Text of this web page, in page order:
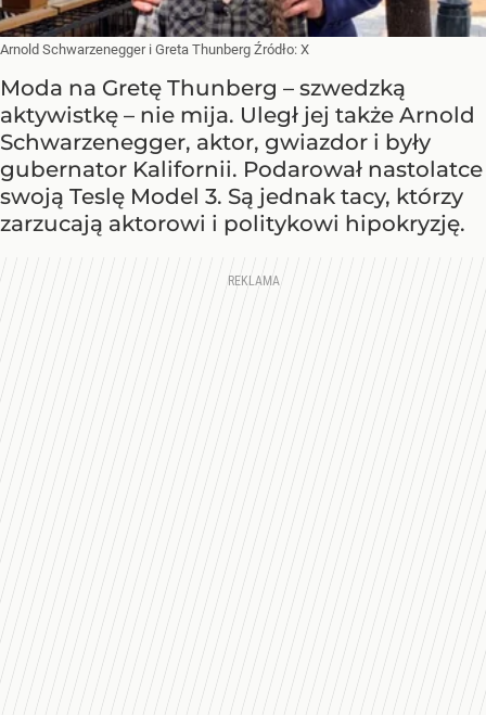
Arnold Schwarzenegger i Greta Thunberg Źródło: X
Moda na Gretę Thunberg – szwedzką
aktywistkę – nie mija. Uległ jej także Arnold
Schwarzenegger, aktor, gwiazdor i były
gubernator Kalifornii. Podarował nastolatce
swoją Teslę Model 3. Są jednak tacy, którzy
zarzucają aktorowi i politykowi hipokryzję.